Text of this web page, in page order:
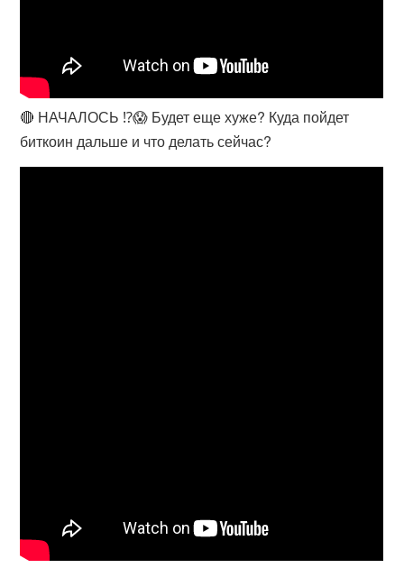
🔴 НАЧАЛОСЬ ⁉️😱 Будет еще хуже? Куда пойдет
биткоин дальше и что делать сейчас?